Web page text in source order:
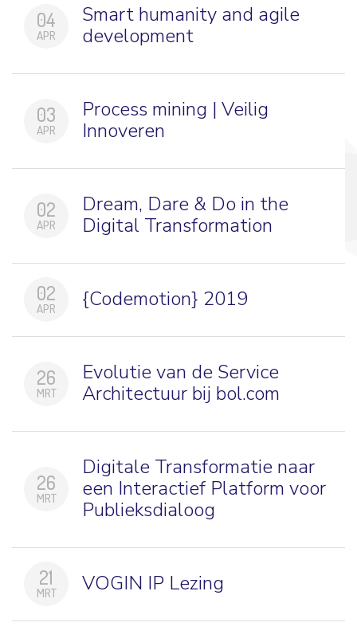
04
APR
Smart humanity and agile
development
03
APR
Process mining | Veilig
Innoveren
02
APR
Dream, Dare & Do in the
Digital Transformation
02
APR {Codemotion} 2019
26
MRT
Evolutie van de Service
Architectuur bij bol.com
26
MRT
Digitale Transformatie naar
een Interactief Platform voor
Publieksdialoog
21
MRT VOGIN IP Lezing